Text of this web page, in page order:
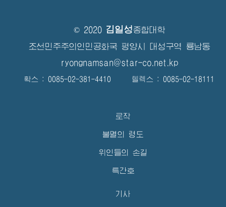
© 2020 김일성종합대학
조선민주주의인민공화국 평양시 대성구역 룡남동
ryongnamsan@star-co.net.kp
확스 : 0085-02-381-4410 텔렉스 : 0085-02-18111
로작
불멸의 령도
위인들의 손길
특간호
기사